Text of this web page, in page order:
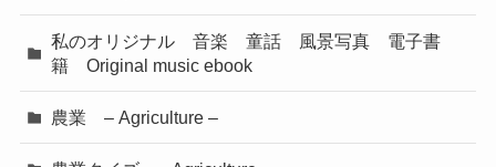
私のオリジナル 音楽 童話 風景写真 電子書
籍 Original music ebook
農業 – Agriculture –